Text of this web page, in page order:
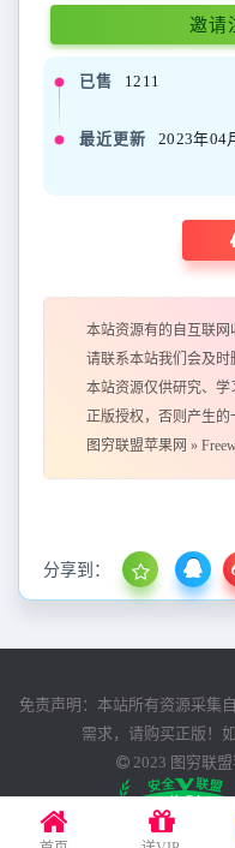
邀请
已售 1211
最近更新 2023年04
本站资源有的自互联网
请联系本站我们会及时
本站资源仅供研究、
正版授权，否则产生的
图穷联盟苹果网 »
分享到：
免责声明：本站所有资源采集
需求，请购买正版！
2023 图穷联